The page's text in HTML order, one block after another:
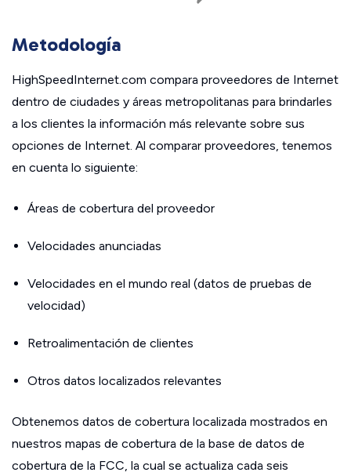
Metodología
HighSpeedInternet.com compara proveedores de Internet
dentro de ciudades y áreas metropolitanas para brindarles
a los clientes la información más relevante sobre sus
opciones de Internet. Al comparar proveedores, tenemos
en cuenta lo siguiente:
Áreas de cobertura del proveedor
Velocidades anunciadas
Velocidades en el mundo real (datos de pruebas de
velocidad)
Retroalimentación de clientes
Otros datos localizados relevantes
Obtenemos datos de cobertura localizada mostrados en
nuestros mapas de cobertura de la base de datos de
cobertura de la FCC, la cual se actualiza cada seis